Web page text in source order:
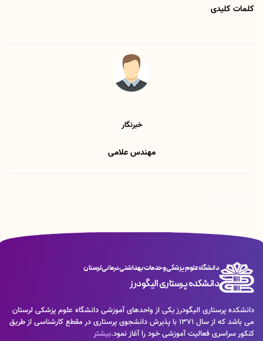
کلمات کلیدی
خبرنگار
مهندس علامی
دانشگاه علوم پزشکی و خدمات بهداشتی درمانی لرستان
دانشکده پرستاری الیگودرز
دانشکده پرستاری الیگودرز یکی از واحدهای آموزشی دانشگاه علوم پزشکی لرستان
می باشد که از سال 1371 با پذیرش دانشجوی پرستاری در مقطع کارشناسی از طریق
کنکور سراسری فعالیت آموزشی خود را آغاز نمود.بیشتر